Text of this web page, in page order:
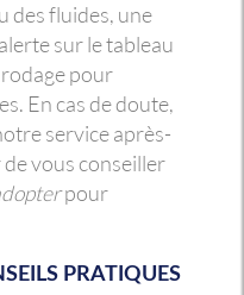
des fluides, une
sur le tableau
pour
En cas de doute,
service après-
vous conseiller
pour
PRATIQUES